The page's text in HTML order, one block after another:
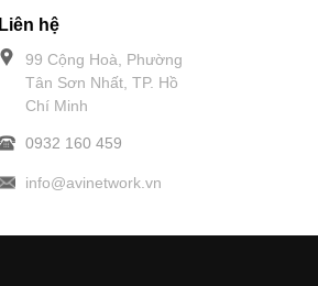
Liên hệ
99 Cộng Hoà, Phường
Tân Sơn Nhất, TP. Hồ
Chí Minh
0932 160 459
info@avinetwork.vn